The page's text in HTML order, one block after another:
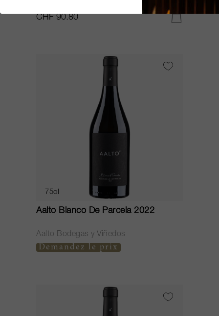
CHF 90.80
75cl
Aalto Blanco De Parcela 2022
Aalto Bodegas y Viñedos
Demandez le prix